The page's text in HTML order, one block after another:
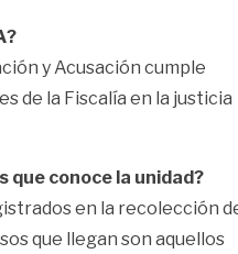
y Acusación cumple
de la Fiscalía en la justicia
que conoce la unidad?
en la recolección
que llegan son aquellos